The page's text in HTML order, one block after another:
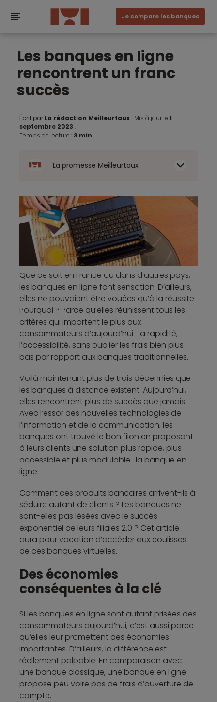
Je compare les banques
Les banques en ligne
rencontrent un franc
succès
Écrit par La rédaction Meilleurtaux . Mis à jour le 1
septembre 2023 .
Temps de lecture : 3 min
La promesse Meilleurtaux
Que ce soit en France ou dans d’autres pays,
les banques en ligne font sensation. D’ailleurs,
elles ne pouvaient être vouées qu’à la réussite.
Pourquoi ? Parce qu’elles réunissent tous les
critères qui importent le plus aux
consommateurs d’aujourd’hui : la rapidité,
l’accessibilité, sans oublier les frais bien plus
bas par rapport aux banques traditionnelles.
Voilà maintenant plus de trois décennies que
les banques à distance existent. Aujourd’hui,
elles rencontrent plus de succès que jamais.
Avec l’essor des nouvelles technologies de
l’information et de la communication, les
banques ont trouvé le bon filon en proposant
à leurs clients une solution plus rapide, plus
accessible et plus modulable : la banque en
ligne.
Comment ces produits bancaires arrivent-ils à
séduire autant de clients ? Les banques ne
sont-elles pas lésées avec le succès
exponentiel de leurs filiales 2.0 ? Cet article
aura pour vocation d’accéder aux coulisses
de ces banques virtuelles.
Des économies
conséquentes à la clé
Si les banques en ligne sont autant prisées des
consommateurs aujourd’hui, c’est aussi parce
qu’elles leur promettent des économies
importantes. D’ailleurs, la différence est
réellement palpable. En comparaison avec
une banque classique, une banque en ligne
propose peu voire pas de frais d’ouverture de
compte.